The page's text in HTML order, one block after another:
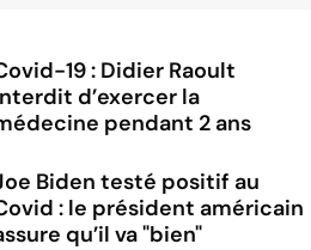
19 : Didier Raoult
d’exercer la
pendant 2 ans
Biden testé positif au
: le président américain
qu’il va "bien"